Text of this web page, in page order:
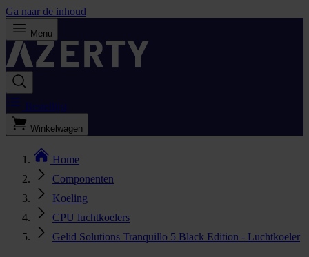
Ga naar de inhoud
Menu
Bestellijst
Winkelwagen
Home
Componenten
Koeling
CPU luchtkoelers
Gelid Solutions Tranquillo 5 Black Edition - Luchtkoeler